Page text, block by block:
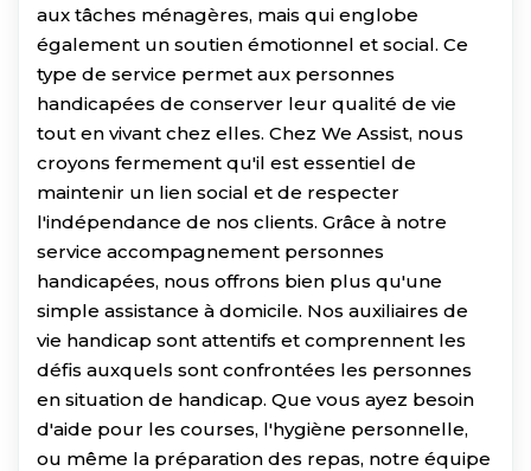
aux tâches ménagères, mais qui englobe
également un soutien émotionnel et social. Ce
type de service permet aux personnes
handicapées de conserver leur qualité de vie
tout en vivant chez elles. Chez We Assist, nous
croyons fermement qu'il est essentiel de
maintenir un lien social et de respecter
l'indépendance de nos clients. Grâce à notre
service accompagnement personnes
handicapées, nous offrons bien plus qu'une
simple assistance à domicile. Nos auxiliaires de
vie handicap sont attentifs et comprennent les
défis auxquels sont confrontées les personnes
en situation de handicap. Que vous ayez besoin
d'aide pour les courses, l'hygiène personnelle,
ou même la préparation des repas, notre équipe